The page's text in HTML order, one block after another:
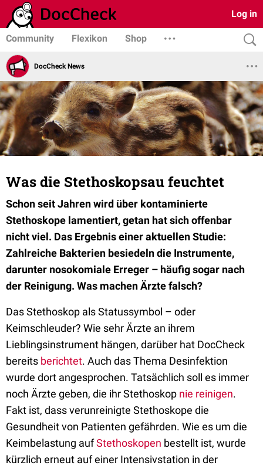
Log in
Community Flexikon Shop
DocCheck News
Was die Stethoskopsau feuchtet
Schon seit Jahren wird über kontaminierte
Stethoskope lamentiert, getan hat sich offenbar
nicht viel. Das Ergebnis einer aktuellen Studie:
Zahlreiche Bakterien besiedeln die Instrumente,
darunter nosokomiale Erreger – häufig sogar nach
der Reinigung. Was machen Ärzte falsch?
Das Stethoskop als Statussymbol – oder
Keimschleuder? Wie sehr Ärzte an ihrem
Lieblingsinstrument hängen, darüber hat DocCheck
bereits berichtet. Auch das Thema Desinfektion
wurde dort angesprochen. Tatsächlich soll es immer
noch Ärzte geben, die ihr Stethoskop nie reinigen.
Fakt ist, dass verunreinigte Stethoskope die
Gesundheit von Patienten gefährden. Wie es um die
Keimbelastung aufStethoskopen bestellt ist, wurde
kürzlich erneut auf einer Intensivstation in der